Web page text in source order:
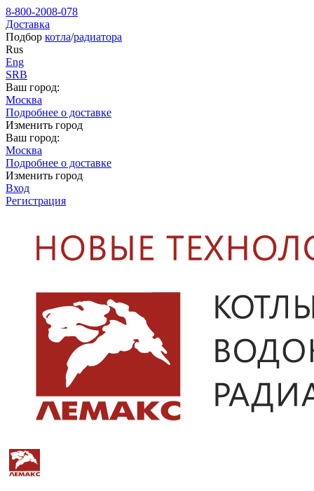
8-800-2008-078
Доставка
Подбор котла/радиатора
Rus
Eng
SRB
Ваш город:
Москва
Подробнее о доставке
Изменить город
Ваш город:
Москва
Подробнее о доставке
Изменить город
Вход
Регистрация